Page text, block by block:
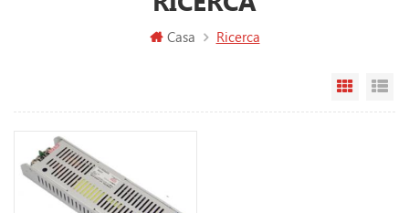
Casa Ricerca
Vista